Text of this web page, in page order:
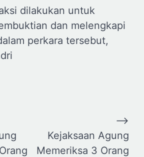
dilakukan untuk
dan melengkapi
perkara tersebut,
Kejaksaan Agung
Memeriksa 3 Orang
⟶